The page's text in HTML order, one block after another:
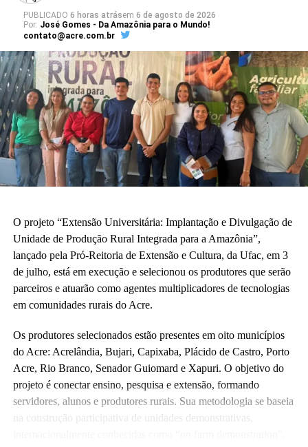
PUBLICADO 6 horas atrásem 6 de agosto de 2026
Por: José Gomes - Da Amazônia para o Mundo!
contato@acre.com.br
O projeto “Extensão Universitária: Implantação e Divulgação de
Unidade de Produção Rural Integrada para a Amazônia”,
lançado pela Pró-Reitoria de Extensão e Cultura, da Ufac, em 3
de julho, está em execução e selecionou os produtores que serão
parceiros e atuarão como agentes multiplicadores de tecnologias
em comunidades rurais do Acre.
Os produtores selecionados estão presentes em oito municípios
do Acre: Acrelândia, Bujari, Capixaba, Plácido de Castro, Porto
Acre, Rio Branco, Senador Guiomard e Xapuri. O objetivo do
projeto é conectar ensino, pesquisa e extensão, formando
servidores, alunos e produtores rurais. Sua metodologia se baseia
na construção participativa de unidades demonstrativas,